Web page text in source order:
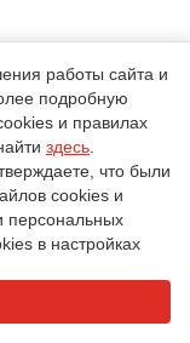
работы сайта и
подробную
и правилах
здесь
что были
cookies и
персональных
в настройках